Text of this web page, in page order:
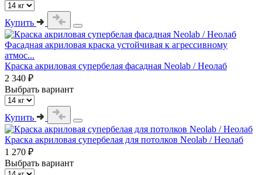
Купить
Фасадная акриловая краска устойчивая к агрессивному
атмос...
Краска акриловая супербелая фасадная Neolab / Неолаб
2 340 ₽
Выбрать вариант
Купить
Краска акриловая супербелая для потолков Neolab / Неолаб
1 270 ₽
Выбрать вариант